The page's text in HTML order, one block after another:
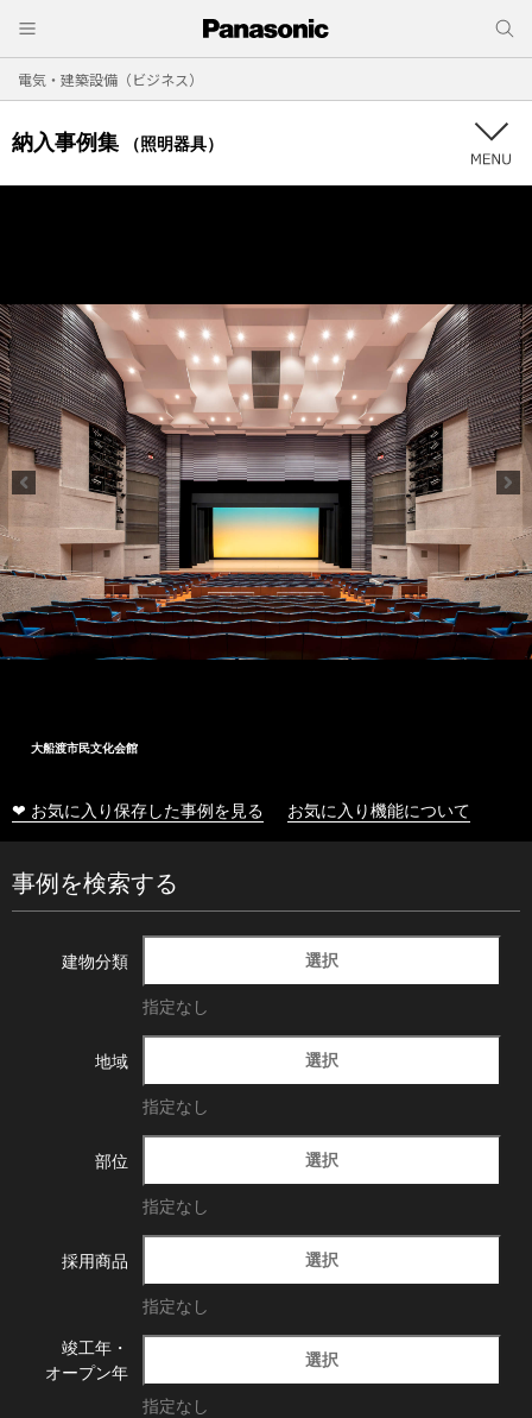
電気・建築設備（ビジネス）
納入事例集 （照明器具）
大船渡市民文化会館
❤ お気に入り保存した事例を見る お気に入り機能について
事例を検索する
建物分類 選択
指定なし
地域 選択
指定なし
部位 選択
指定なし
採用商品 選択
指定なし
竣工年・
オープン年
選択
指定なし